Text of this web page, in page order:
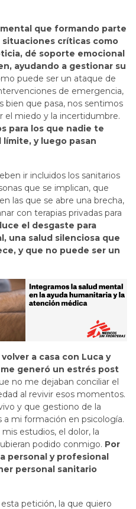
que formando parte
críticas como
dé soporte emocional
ayudando a gestionar su
puede ser un ataque de
de emergencia,
bien que pasa, nos sentimos
el miedo y la incertidumbre.
para los que nadie te
límite, y luego pasan
ir incluidos los sanitarios
que se implican, que
las que se abre una brecha,
con terapias privadas para
el desgaste para
una salud silenciosa que
y que no puede ser un
a casa con Luca y
me generó un estrés post
no me dejaban conciliar el
al revivir esos momentos.
y que gestiono de la
a mi formación en psicología.
estudios, el dolor, la
podido conmigo. Por
personal y profesional
personal sanitario
petición, la que quiero